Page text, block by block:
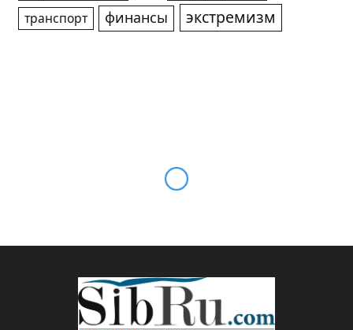
транспорт финансы экстремизм